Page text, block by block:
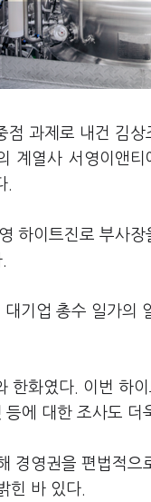
과제로 내건 김
계열사 서영이앤
.
하이트진로 부사
기업 총수 일가의
화였다. 이번 하
에 대한 조사도 더
영권을 편법적으
힌 바 있다.